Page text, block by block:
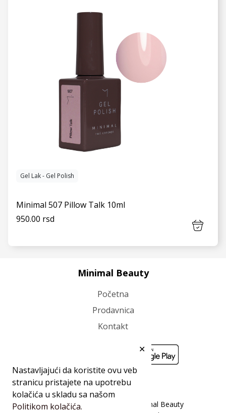
VIDI JOŠ
Gel Lak - Gel Polish
Minimal 507 Pillow Talk 10ml
950.00 rsd
Minimal Beauty
Početna
Prodavnica
Kontakt
Sva prava zadržana 2026 ©Minimal Beauty
Nastavljajući da koristite ovu veb
stranicu pristajete na upotrebu
kolačića u skladu sa našom
Politikom kolačića.
✕